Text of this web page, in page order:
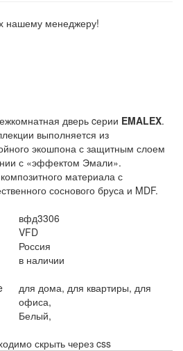
нашему менеджеру!
дверь cерии EMALEX.
выполняется из
экошпона с защитным слоем
с «эффектом Эмали».
материала с
соснового бруса и MDF.
вфд3306
VFD
Россия
в наличии
для дома, для квартиры, для
офиса,
Белый,
скрыть через css